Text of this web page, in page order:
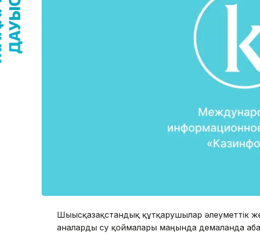
Шығысқазақстандық құтқарушылар әлеуметтік
аналарды су қоймалары маңында демалғанда